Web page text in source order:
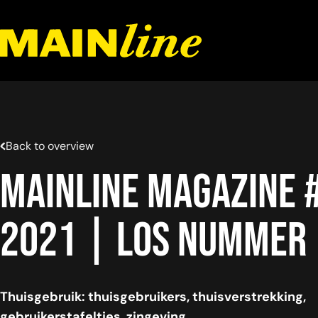
Back to overview
Mainline magazine
2021 | los nummer
Thuisgebruik: thuisgebruikers, thuisverstrekking,